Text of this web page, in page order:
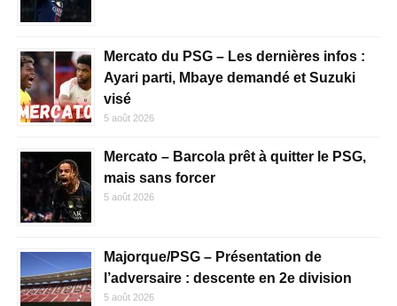
Mercato du PSG – Les dernières infos :
Ayari parti, Mbaye demandé et Suzuki
visé
5 août 2026
Mercato – Barcola prêt à quitter le PSG,
mais sans forcer
5 août 2026
Majorque/PSG – Présentation de
l’adversaire : descente en 2e division
5 août 2026